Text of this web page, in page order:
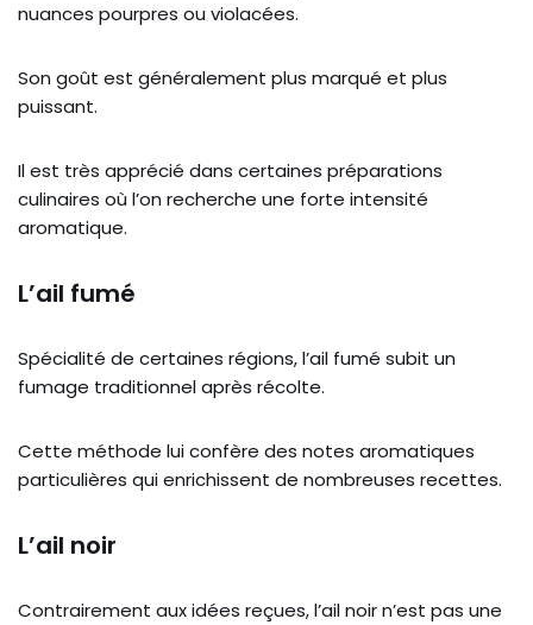
nuances pourpres ou violacées.
Son goût est généralement plus marqué et plus
puissant.
Il est très apprécié dans certaines préparations
culinaires où l’on recherche une forte intensité
aromatique.
L’ail fumé
Spécialité de certaines régions, l’ail fumé subit un
fumage traditionnel après récolte.
Cette méthode lui confère des notes aromatiques
particulières qui enrichissent de nombreuses recettes.
L’ail noir
Contrairement aux idées reçues, l’ail noir n’est pas une